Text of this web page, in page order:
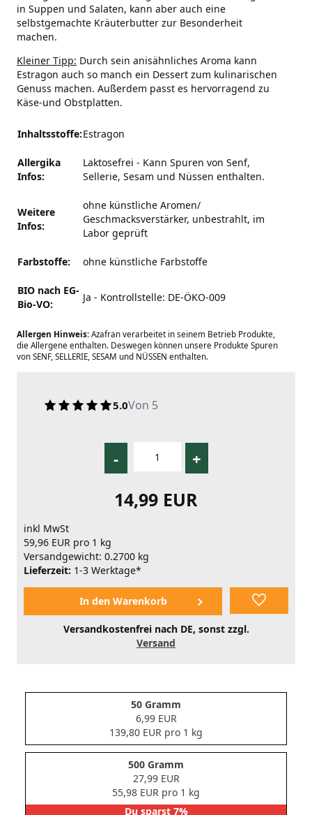
in Suppen und Salaten, kann aber auch eine
selbstgemachte Kräuterbutter zur Besonderheit
machen.
Kleiner Tipp: Durch sein anisähnliches Aroma kann
Estragon auch so manch ein Dessert zum kulinarischen
Genuss machen. Außerdem passt es hervorragend zu
Käse-und Obstplatten.
Inhaltsstoffe:Estragon
Allergika
Infos:
Laktosefrei - Kann Spuren von Senf,
Sellerie, Sesam und Nüssen enthalten.
Weitere
Infos:
ohne künstliche Aromen/
Geschmacksverstärker, unbestrahlt, im
Labor geprüft
Farbstoffe: ohne künstliche Farbstoffe
BIO nach EG-
Bio-VO:
Ja - Kontrollstelle: DE-ÖKO-009
Allergen Hinweis: Azafran verarbeitet in seinem Betrieb Produkte,
die Allergene enthalten. Deswegen können unsere Produkte Spuren
von SENF, SELLERIE, SESAM und NÜSSEN enthalten.
5.0Von 5
- +
14,99 EUR
inkl MwSt
59,96 EUR pro 1 kg
Versandgewicht: 0.2700 kg
Lieferzeit: 1-3 Werktage*
Versandkostenfrei nach DE, sonst zzgl.
Versand
50 Gramm
6,99 EUR
139,80 EUR pro 1 kg
500 Gramm
27,99 EUR
55,98 EUR pro 1 kg
Du sparst 7%